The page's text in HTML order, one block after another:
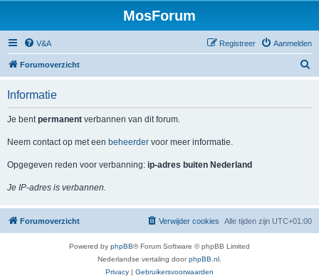
MosForum
V&A Aanmelden
Registreer
Forumoverzicht
Informatie
Je bentpermanent verbannen van dit forum.
Neem contact op met een beheerder voor meer informatie.
Opgegeven reden voor verbanning: ip-adres buiten Nederland
Je IP-adres is verbannen.
Forumoverzicht Alle tijden zijn UTC+01:00
Verwijder cookies
Powered by phpBB® Forum Software © phpBB Limited
Nederlandse vertaling doorphpBB.nl
Privacy | Gebruikersvoorwaarden